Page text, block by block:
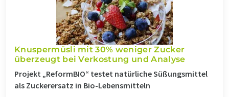
Knuspermüsli mit 30% weniger Zucker
überzeugt bei Verkostung und Analyse
Projekt „ReformBIO“ testet natürliche Süßungsmittel
als Zuckerersatz in Bio-Lebensmitteln